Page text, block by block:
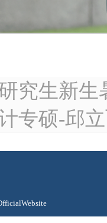
究生新
专硕-邱